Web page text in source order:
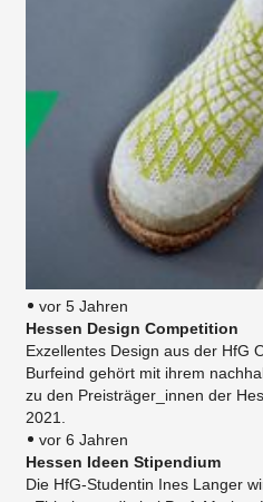
vor 5 Jahren
Hessen Design Competition
Exzellentes Design aus der HfG
Burfeind gehört mit ihrem
zu den Preisträger_innen der
2021.
vor 6 Jahren
Hessen Ideen Stipendium
Die HfG-Studentin Ines Langer